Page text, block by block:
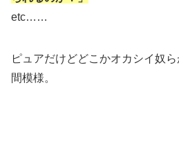
etc……
ピュアだけどどこかオカシイ奴
間模様。